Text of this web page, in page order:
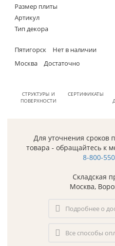
Размер плиты
Артикул
Тип декора
Пятигорск
Нет в наличии
Москва
Достаточно
СТРУКТУРЫ И
ПОВЕРХНОСТИ
СЕРТИФИКАТЫ
Для уточнения сроков
товара - обращайтесь к
8-800-
Складская
Москва,
Подробнее о
Все способы